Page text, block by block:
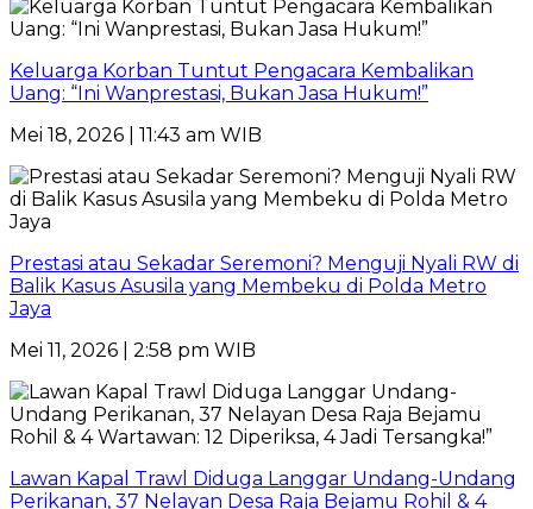
Keluarga Korban Tuntut Pengacara Kembalikan
Uang: “Ini Wanprestasi, Bukan Jasa Hukum!”
Mei 18, 2026 | 11:43 am WIB
Prestasi atau Sekadar Seremoni? Menguji Nyali RW di
Balik Kasus Asusila yang Membeku di Polda Metro
Jaya
Mei 11, 2026 | 2:58 pm WIB
Lawan Kapal Trawl Diduga Langgar Undang-Undang
Perikanan, 37 Nelayan Desa Raja Bejamu Rohil & 4